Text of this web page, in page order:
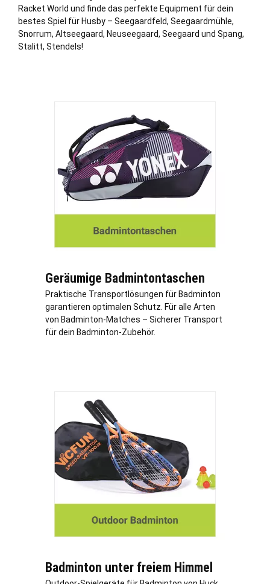
Racket World und finde das perfekte Equipment für dein
bestes Spiel für Husby – Seegaardfeld, Seegaardmühle,
Snorrum, Altseegaard, Neuseegaard, Seegaard und Spang,
Stalitt, Stendels!
Geräumige Badmintontaschen
Praktische Transportlösungen für Badminton
garantieren optimalen Schutz. Für alle Arten
von Badminton-Matches – Sicherer Transport
für dein Badminton-Zubehör.
Badminton unter freiem Himmel